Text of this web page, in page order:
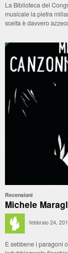
La Biblioteca del
musicale la pietra
scelta è davvero
Recensioni
Michele
· febbraio 24,
E sebbene i paragoni